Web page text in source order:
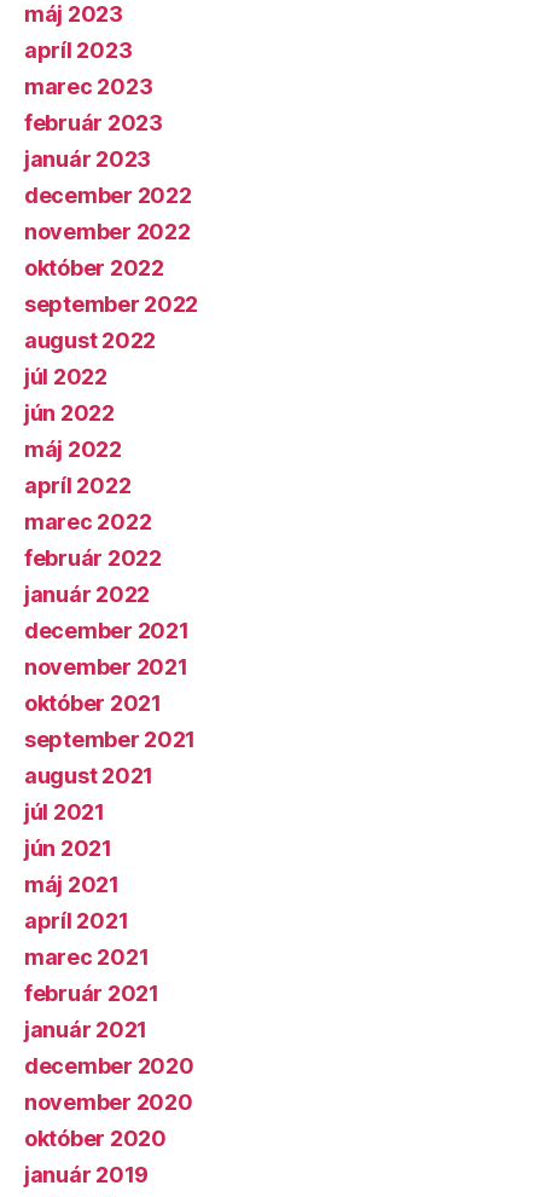
máj 2023
apríl 2023
marec 2023
február 2023
január 2023
december 2022
november 2022
október 2022
september 2022
august 2022
júl 2022
jún 2022
máj 2022
apríl 2022
marec 2022
február 2022
január 2022
december 2021
november 2021
október 2021
september 2021
august 2021
júl 2021
jún 2021
máj 2021
apríl 2021
marec 2021
február 2021
január 2021
december 2020
november 2020
október 2020
január 2019